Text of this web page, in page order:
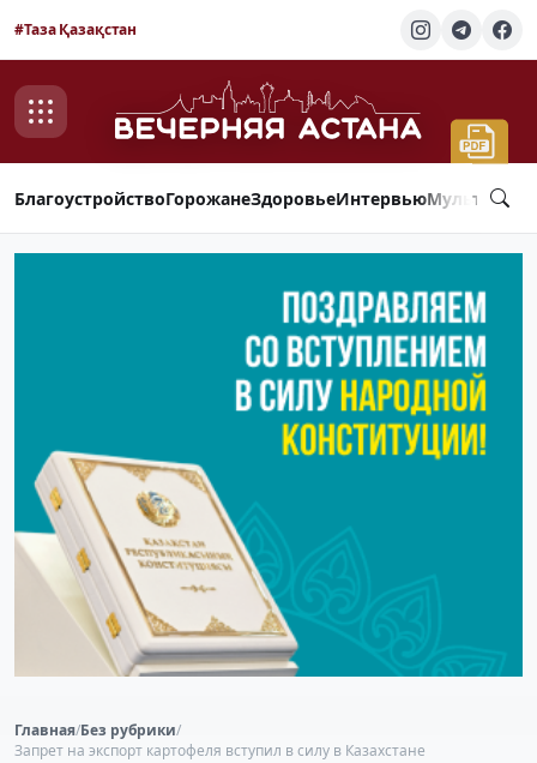
#Таза Қазақстан
БлагоустройствоГорожанеЗдоровьеИнтервью
Главная/Без рубрики/
Запрет на экспорт картофеля вступил в силу в Казахстане